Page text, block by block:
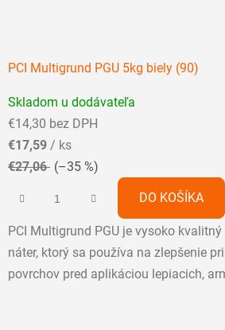
PCI Multigrund PGU 5kg biely (90)
hodnotenie
produktu
je
5,0
hviezdičiek.
Skladom u dodávateľa
€14,30 bez DPH
€17,59 / ks
€27,06 (–35 %)
DO KOŠÍKA
PCI Multigrund PGU je vysoko
náter, ktorý sa používa na zlepšenie
povrchov pred aplikáciou lepiacich,